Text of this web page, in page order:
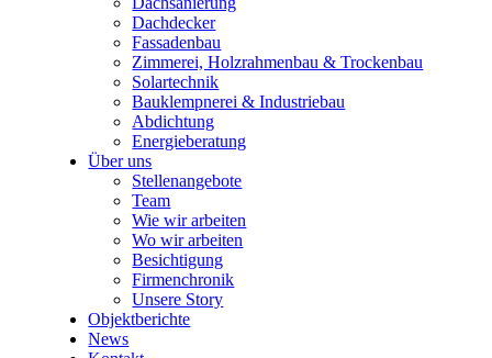
Dachdecker
Fassadenbau
Zimmerei, Holzrahmenbau & Trockenbau
Solartechnik
Bauklempnerei & Industriebau
Abdichtung
Energieberatung
Über uns
Stellenangebote
Team
Wie wir arbeiten
Wo wir arbeiten
Besichtigung
Firmenchronik
Unsere Story
Objektberichte
News